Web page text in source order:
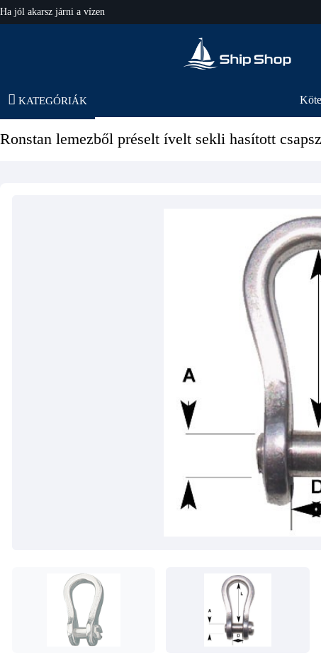
Ha jól akarsz járni a vízen
hajo-felszereles.hu
KATEGÓRIÁK
Ronstan lemezből préselt ívelt sekli hasított